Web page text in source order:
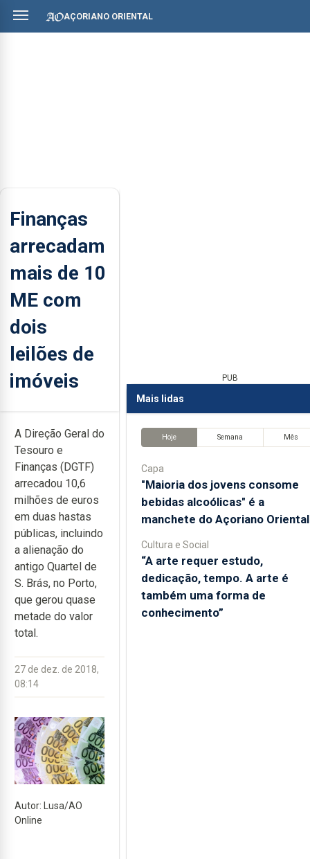
AÇORIANO ORIENTAL
Finanças
arrecadam
mais de 10
ME com
dois
leilões de
imóveis
A Direção Geral do
Tesouro e
Finanças (DGTF)
arrecadou 10,6
milhões de euros
em duas hastas
públicas, incluindo
a alienação do
antigo Quartel de
S. Brás, no Porto,
que gerou quase
metade do valor
total.
27 de dez. de 2018,
08:14
Autor: Lusa/AO
Online
PUB
Mais lidas
Hoje Semana Mês
Capa
"Maioria dos jovens consome
bebidas alcoólicas" é a
manchete do Açoriano Oriental
Cultura e Social
“A arte requer estudo,
dedicação, tempo. A arte é
também uma forma de
conhecimento”